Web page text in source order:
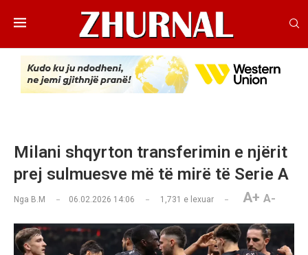
Milani shqyrton transferimin e njërit
prej sulmuesve më të mirë të Serie A
Nga B.M 06.02.2026 14:06 1,731 e lexuar A+ A-